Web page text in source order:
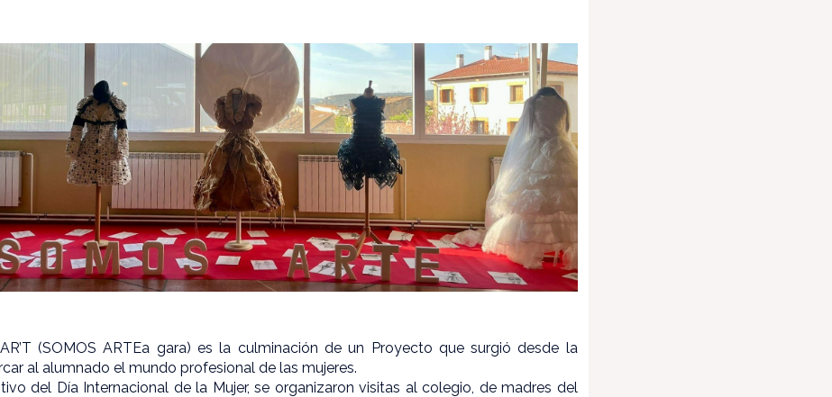
(SOMOS ARTEa gara) es la culminación de un Proyecto que surgió desde la
al alumnado el mundo profesional de las mujeres.
del Día Internacional de la Mujer, se organizaron visitas al colegio, de madres del